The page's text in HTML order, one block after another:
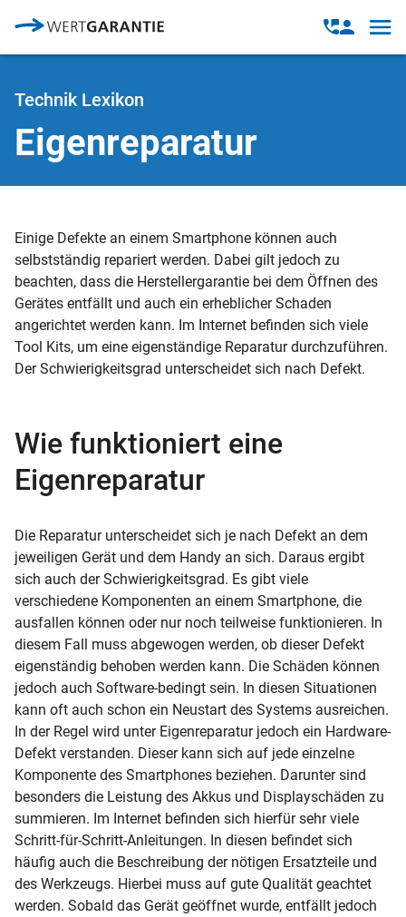
Open
modal
Open
Technik Lexikon
Eigenreparatur
Einige Defekte an einem Smartphone können auch
selbstständig repariert werden. Dabei gilt jedoch zu
beachten, dass die Herstellergarantie bei dem Öffnen des
Gerätes entfällt und auch ein erheblicher Schaden
angerichtet werden kann. Im Internet befinden sich viele
Tool Kits, um eine eigenständige Reparatur durchzuführen.
Der Schwierigkeitsgrad unterscheidet sich nach Defekt.
Wie funktioniert eine
Eigenreparatur
Die Reparatur unterscheidet sich je nach Defekt an dem
jeweiligen Gerät und dem Handy an sich. Daraus ergibt
sich auch der Schwierigkeitsgrad. Es gibt viele
verschiedene Komponenten an einem Smartphone, die
ausfallen können oder nur noch teilweise funktionieren. In
diesem Fall muss abgewogen werden, ob dieser Defekt
eigenständig behoben werden kann. Die Schäden können
jedoch auch Software-bedingt sein. In diesen Situationen
kann oft auch schon ein Neustart des Systems ausreichen.
In der Regel wird unter Eigenreparatur jedoch ein Hardware-
Defekt verstanden. Dieser kann sich auf jede einzelne
Komponente des Smartphones beziehen. Darunter sind
besonders die Leistung des Akkus und Displayschäden zu
summieren. Im Internet befinden sich hierfür sehr viele
Schritt-für-Schritt-Anleitungen. In diesen befindet sich
häufig auch die Beschreibung der nötigen Ersatzteile und
des Werkzeugs. Hierbei muss auf gute Qualität geachtet
werden. Sobald das Gerät geöffnet wurde, entfällt jedoch